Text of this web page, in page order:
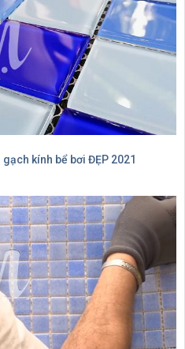
kính bể bơi ĐẸP 2021